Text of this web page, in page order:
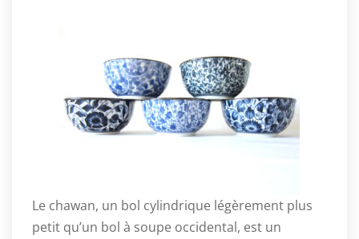
Le chawan, un bol cylindrique légèrement plus
petit qu’un bol à soupe occidental, est un